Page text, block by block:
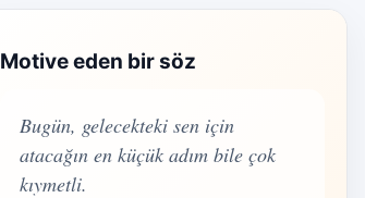
Motive eden bir söz
Bugün, gelecekteki sen için
atacağın en küçük adım bile çok
kıymetli.